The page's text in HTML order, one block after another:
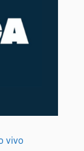
vivo